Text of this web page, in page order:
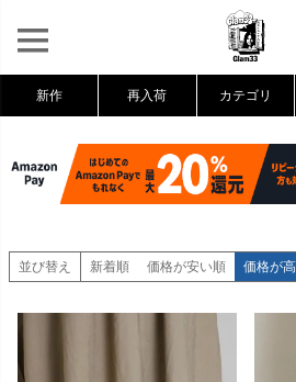
新作 再入荷 カテゴリ
並び替え 新着順 価格が安い順 価格が